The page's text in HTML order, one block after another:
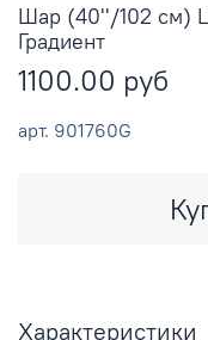
арт. 901760G
Шар (40''/102 см)
Градиент
1100.00 руб
Характеристики